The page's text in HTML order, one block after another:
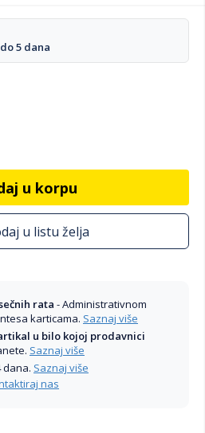
do 5 dana
u korpu
u listu želja
rata - Administrativnom
karticama. Saznaj više
u bilo kojoj prodavnici
Saznaj više
dana. Saznaj više
nas